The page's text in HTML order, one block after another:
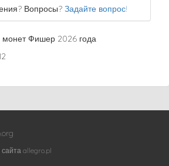
Вопросы? Задайте вопрос!
монет Фишер 2026 года
allegro.pl